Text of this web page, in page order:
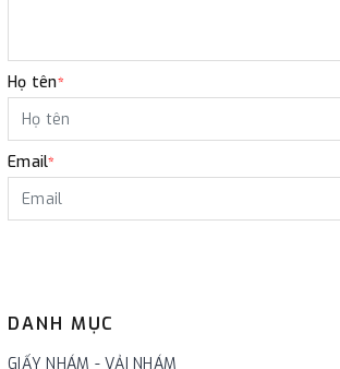
DANH MỤC
GIẤY NHÁM - VẢI NHÁM
Họ tên*
Email*